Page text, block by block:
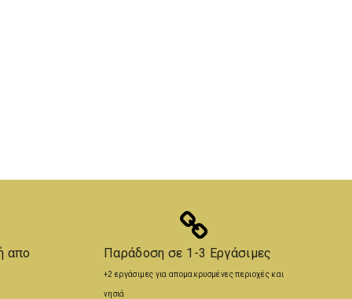
απο Παράδοση σε 1-3 Εργάσιμες
+2 εργάσιμες για απομακρυσμένες περιοχές και
νησιά